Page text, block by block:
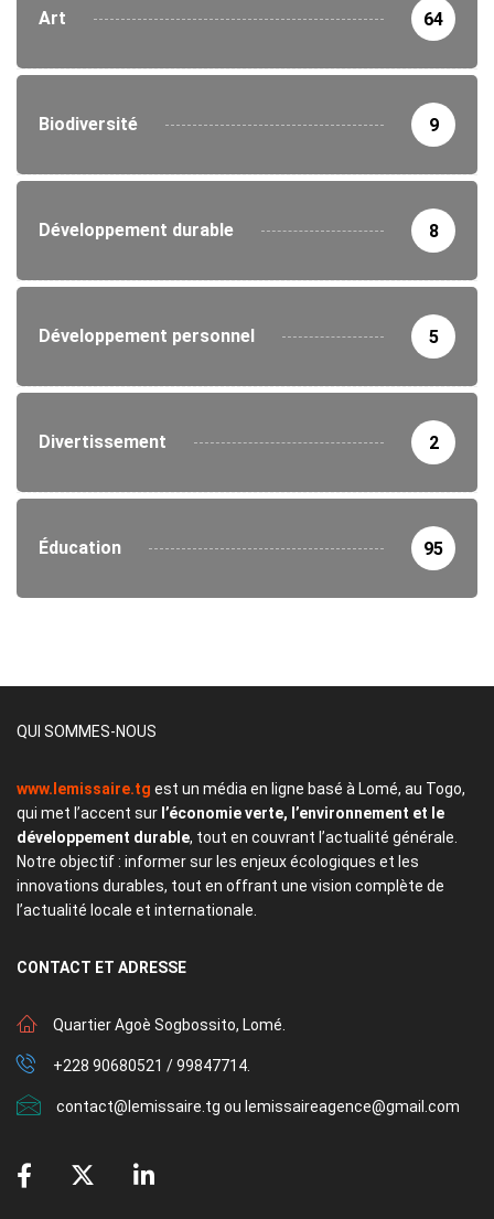
Art 64
Biodiversité 9
Développement durable 8
Développement personnel 5
Divertissement 2
Éducation 95
QUI SOMMES-NOUS
www.lemissaire.tg est un média en ligne basé à Lomé, au Togo,
qui met l’accent sur l’économie verte, l’environnement et le
développement durable, tout en couvrant l’actualité générale.
Notre objectif : informer sur les enjeux écologiques et les
innovations durables, tout en offrant une vision complète de
l’actualité locale et internationale.
CONTACT ET ADRESSE
Quartier Agoè Sogbossito, Lomé.
+228 90680521 / 99847714.
contact@lemissaire.tg ou lemissaireagence@gmail.com